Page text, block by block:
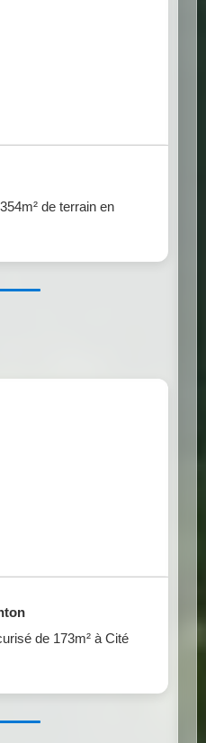
de terrain en
de 173m² à Cité